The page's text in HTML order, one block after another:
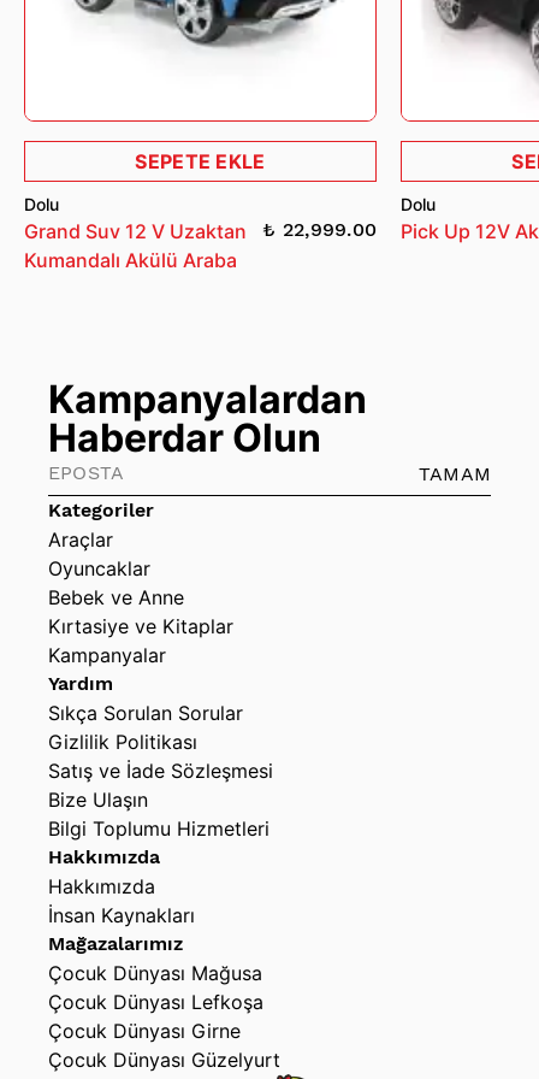
SEPETE EKLE
Dolu
Grand Suv 12 V Uzaktan
Kumandalı Akülü Araba
₺ 22,999.00
Dolu
Pick Up 12V
Kategoriler
Araçlar
Oyuncaklar
Bebek ve Anne
Kırtasiye ve Kitaplar
Kampanyalar
Yardım
Sıkça Sorulan Sorular
Gizlilik Politikası
Satış ve İade Sözleşmesi
Bize Ulaşın
Bilgi Toplumu Hizmetleri
Hakkımızda
Hakkımızda
İnsan Kaynakları
Mağazalarımız
Çocuk Dünyası Mağusa
Çocuk Dünyası Lefkoşa
Çocuk Dünyası Girne
Çocuk Dünyası Güzelyurt
Kampanyalardan
Haberdar Olun
TAMAM